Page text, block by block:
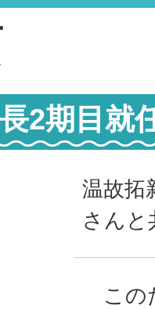
2期目就
温故拓
さんと
この